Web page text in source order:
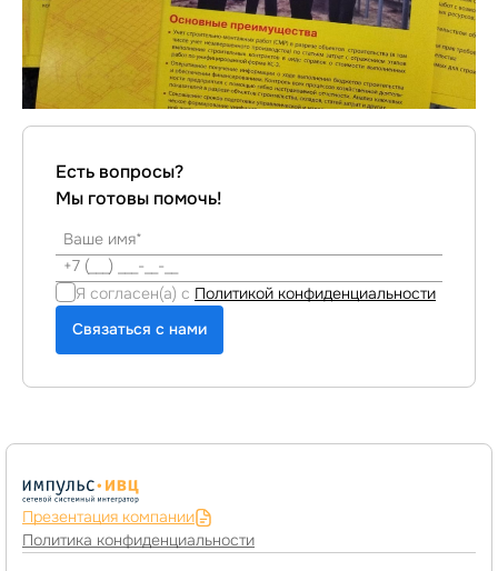
Есть вопросы?
Мы готовы помочь!
Я согласен(а) с Политикой конфиденциальности
Связаться с нами
Презентация компании
Политика конфиденциальности